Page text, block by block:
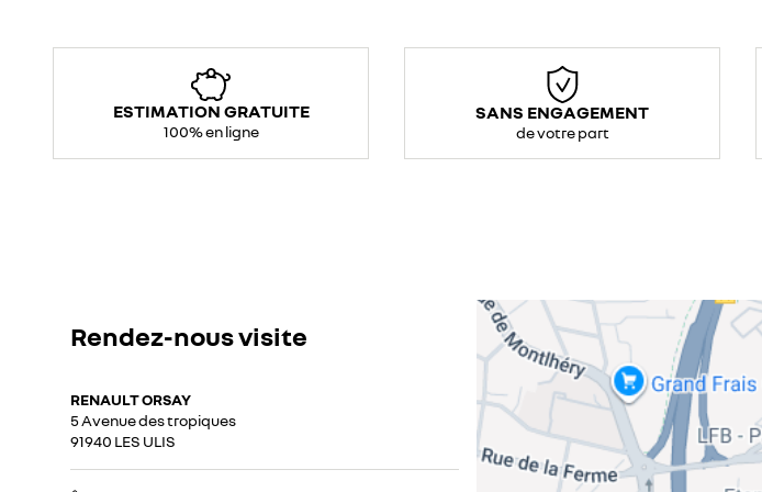
ESTIMATION GRATUITE
100% en ligne
SANS ENGAGEMENT
de votre part
Rendez-nous visite
RENAULT ORSAY
5 Avenue des tropiques
91940 LES ULIS